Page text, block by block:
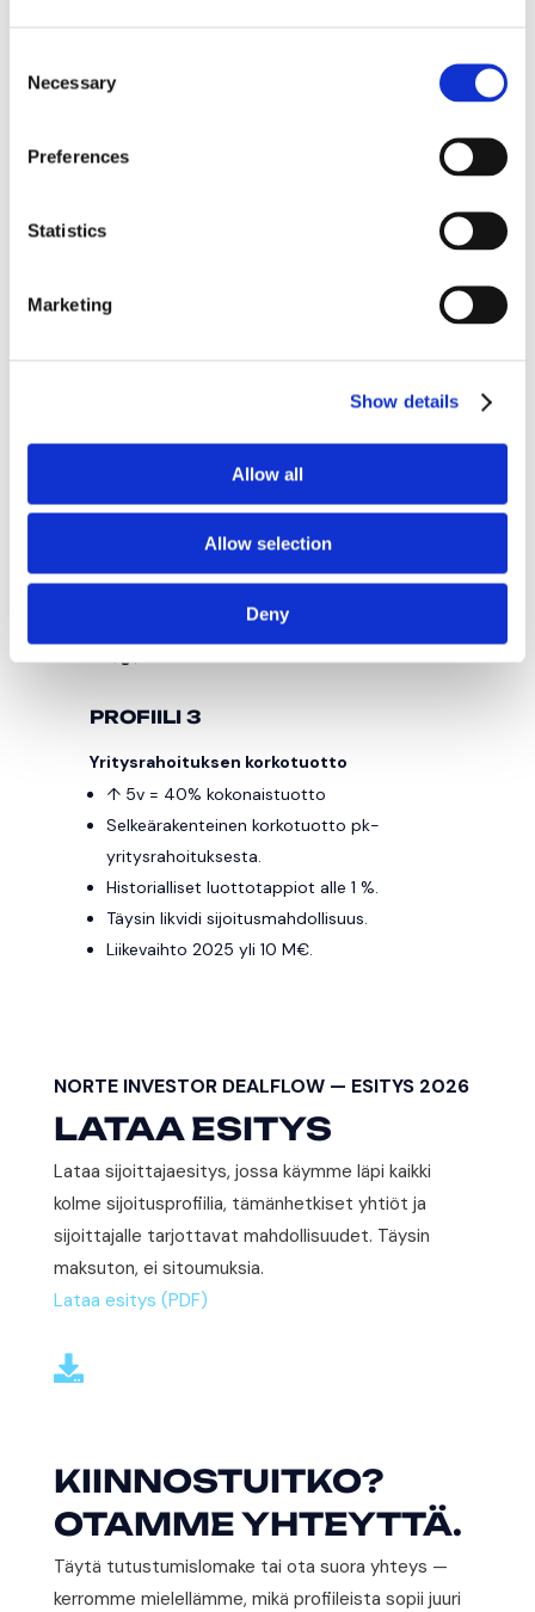
Selection
Necessary
Preferences
Statistics
Marketing
Show details
Allow all
Allow selection
Deny
Kiinteistöpohjainen kassavirta
Suomen asuntomarkkina ja Espanjan
luksuskiinteistöt.
Mahdollisuus reaalivakuuteen.
Aikahorisontti 3–5 vuotta.
PROFIILI 3
Yritysrahoituksen korkotuotto
↑ 5v = 40% kokonaistuotto
Selkeärakenteinen korkotuotto pk-
yritysrahoituksesta.
Historialliset luottotappiot alle 1 %.
Täysin likvidi sijoitusmahdollisuus.
Liikevaihto 2025 yli 10 M€.
NORTE INVESTOR DEALFLOW — ESITYS 2026
LATAA ESITYS
Lataa sijoittajaesitys, jossa käymme läpi kaikki
kolme sijoitusprofiilia, tämänhetkiset yhtiöt ja
sijoittajalle tarjottavat mahdollisuudet. Täysin
maksuton, ei sitoumuksia.
Lataa esitys (PDF)

KIINNOSTUITKO?
OTAMME YHTEYTTÄ.
Täytä tutustumislomake tai ota suora yhteys —
kerromme mielellämme, mikä profiileista sopii juuri